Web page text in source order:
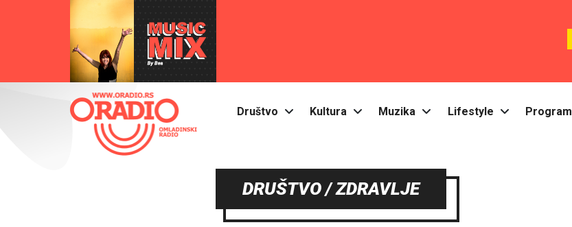
Društvo Kultura Muzika Lifestyle Program
DRUŠTVO / ZDRAVLJE